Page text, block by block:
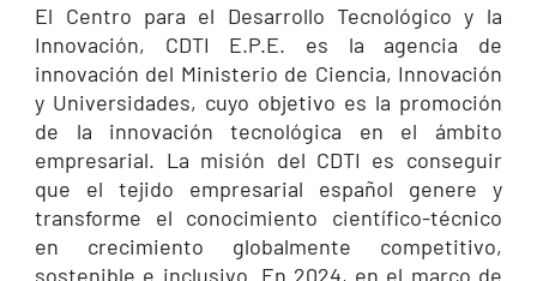
El Centro para el Desarrollo Tecnológico y la
Innovación, CDTI E.P.E. es la agencia de
innovación del Ministerio de Ciencia, Innovación
y Universidades, cuyo objetivo es la promoción
de la innovación tecnológica en el ámbito
empresarial. La misión del CDTI es conseguir
que el tejido empresarial español genere y
transforme el conocimiento científico-técnico
en crecimiento globalmente competitivo,
sostenible e inclusivo. En 2024, en el marco de